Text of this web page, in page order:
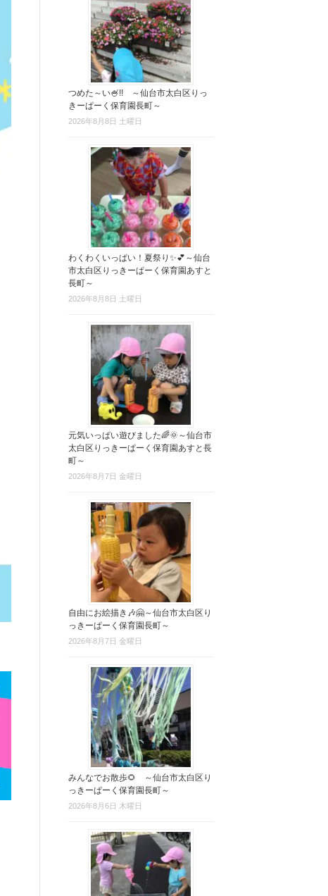
つめた～い🍧!! ～仙台市太白区りっ
きーぱーく保育園長町～
2026年8月8日 土曜日
わくわくいっぱい！夏祭り✨💕～仙台
市太白区りっきーぱーく保育園あすと
長町～
2026年8月8日 土曜日
元気いっぱい遊びました🌈🌞～仙台市
太白区りっきーぱーく保育園あすと長
町～
2026年8月7日 金曜日
自由にお絵描き🎶🤗～仙台市太白区り
っきーぱーく保育園長町～
2026年8月7日 金曜日
みんなでお散歩🌻 ～仙台市太白区り
っきーぱーく保育園長町～
2026年8月6日 木曜日